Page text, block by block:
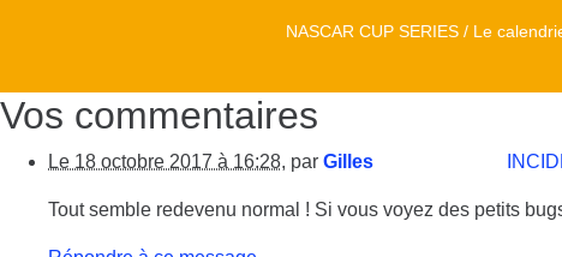
NASCAR CUP SERIES / Le
Vos commentaires
Le 18 octobre 2017 à 16:28, par Gilles
Tout semble redevenu normal ! Si vous voyez des petits